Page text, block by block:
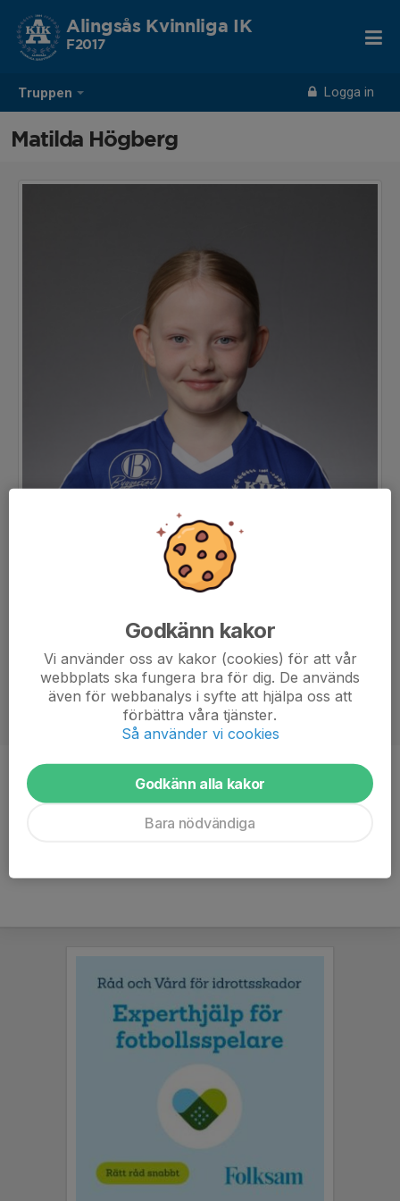
Truppen Logga in
Alingsås Kvinnliga IK
F2017
Matilda Högberg
Position
-
Ålder
8 år
Godkänn kakor
Vi använder oss av kakor (cookies) för att vår
webbplats ska fungera bra för dig. De används
även för webbanalys i syfte att hjälpa oss att
förbättra våra tjänster.
Så använder vi cookies
Godkänn alla kakor
Bara nödvändiga